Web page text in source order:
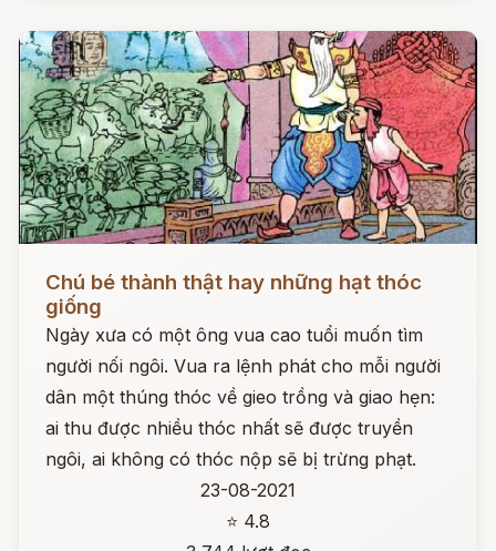
Chú bé thành thật hay những hạt thóc
giống
Ngày xưa có một ông vua cao tuổi muốn tìm
người nối ngôi. Vua ra lệnh phát cho mỗi người
dân một thúng thóc về gieo trồng và giao hẹn:
ai thu được nhiều thóc nhất sẽ được truyền
ngôi, ai không có thóc nộp sẽ bị trừng phạt.
23-08-2021
⭐ 4.8